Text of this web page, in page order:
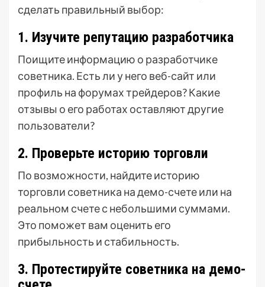
сделать правильный выбор:
1. Изучите репутацию разработчика
Поищите информацию о разработчике
советника. Есть ли у него веб-сайт или
профиль на форумах трейдеров? Какие
отзывы о его работах оставляют другие
пользователи?
2. Проверьте историю торговли
По возможности, найдите историю
торговли советника на демо-счете или на
реальном счете с небольшими суммами.
Это поможет вам оценить его
прибыльность и стабильность.
3. Протестируйте советника на демо-